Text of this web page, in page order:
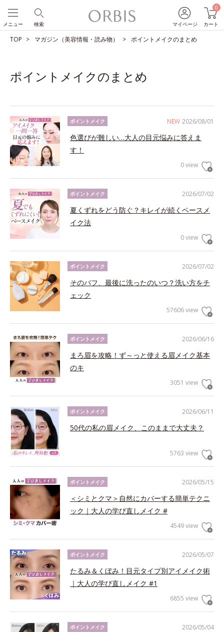
マイページ
0
カート
検索
メニュー
TOP マガジン（美容情報・読み物） ポイントメイクのまとめ
ポイントメイクのまとめ
NEW 2026/08/01
ポイントメイク
色選びが難しい…大人の目元悩みに答えま
す！
0 view
2026/07/02
ポイントメイク
夏くずれをどう防ぐ？キレイが続くベースメ
イク法
0 view
2026/07/02
ポイントメイク
そのパフ、最後に洗ったのいつ？洗い方をチ
ェック
57606 view
2026/06/16
ポイントメイク
まろ眉を攻略！ず～っと使える眉メイク基本
のキ
3051 view
2026/06/11
ポイントメイク
50代の私の眉メイク、このままで大丈夫？
5763 view
2026/05/15
ポイントメイク
＜シミとクマ＞自然にカバーする簡単テクニ
ック｜大人の学び直しメイク #
4549 view
2026/05/07
ポイントメイク
たるみ＆くぼみ！目元タイプ別アイメイク術
｜大人の学び直しメイク #1
6855 view
2026/05/04
ポイントメイク